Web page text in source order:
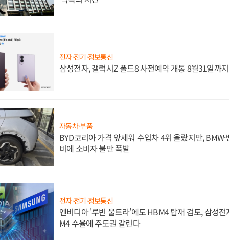
전자·전기·정보통신
삼성전자, 갤럭시Z 폴드8 사전예약 개통 8월31일까
자동차·부품
BYD코리아 가격 앞세워 수입차 4위 올랐지만,
비에 소비자 불만 폭발
전자·전기·정보통신
엔비디아 '루빈 울트라'에도 HBM4 탑재 검토, 삼성전
M4 수율에 주도권 갈린다